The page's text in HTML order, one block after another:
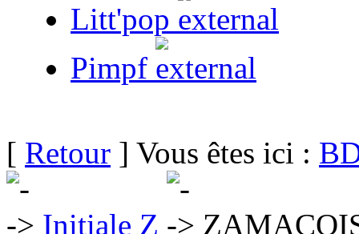
Litt'pop
Pimpf
[ Retour ] Vous êtes ici :
Initiale Z